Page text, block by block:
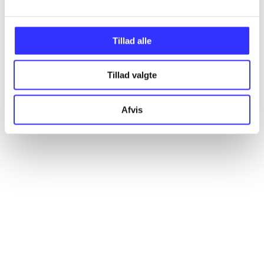
Tillad alle
Tillad valgte
Afvis
Artikler
Alle registrerede artikler fordelt på udgivelser